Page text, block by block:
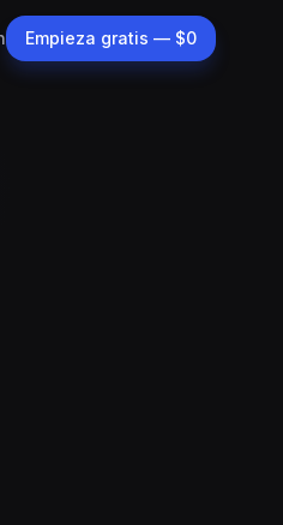
Empieza gratis — $0